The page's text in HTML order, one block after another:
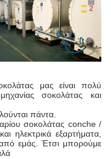
μας είναι πολύ
σοκολάτας και
πάντα.
σοκολάτας conche /
ηλεκτρικά εξαρτήματα,
εμάς. Έτσι μπορούμε